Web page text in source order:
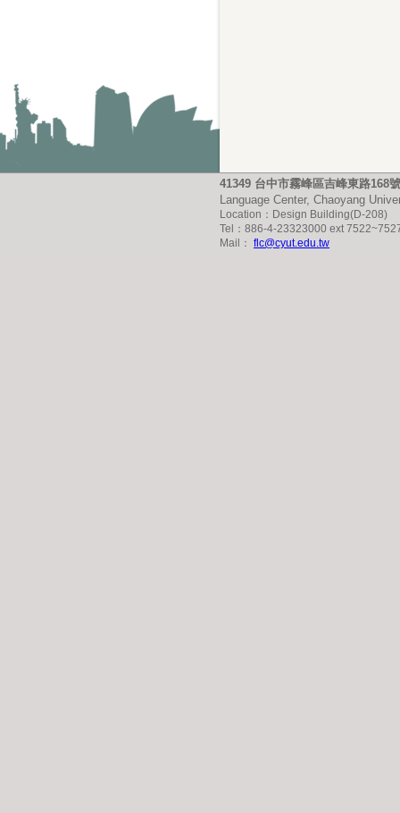
41349 台中市霧峰區吉峰東路168
Language Center, Chaoyang
Location：Design Building(D-208)
Tel：886-4-23323000 ext
Mail： flc@cyut.edu.tw